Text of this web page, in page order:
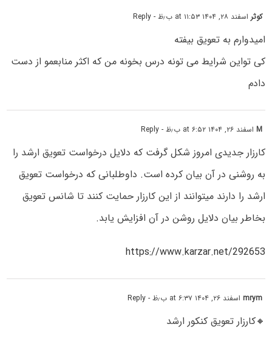
کوثراسفند ۲۸, ۱۴۰۴ at ۱۱:۵۳ ب٫ظ - Reply
امیدوارم به تعویق بیفته
کی تواین شرایط می تونه درس بخونه من که اکثر منابعمو از دست
دادم
Mاسفند ۲۶, ۱۴۰۴ at ۶:۵۲ ب٫ظ - Reply
کارزار جدیدی امروز شکل گرفت که دلایل درخواست تعویق ارشد را
به روشنی در آن بیان کرده است. داوطلبانی که درخواست تعویق
ارشد را دارند میتوانند از این کارزار حمایت کنند تا شانس تعویق
بخاطر بیان دلایل روشن در آن افزایش یابد.
https://www.karzar.net/292653
mrymاسفند ۲۶, ۱۴۰۴ at ۶:۳۷ ب٫ظ - Reply
🔸کارزار تعویق کنکور ارشد